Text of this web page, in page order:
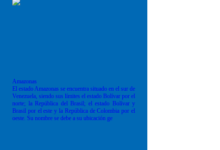
Amazonas
El estado Amazonas se encuentra situado en el sur de
Venezuela, siendo sus límites el estado Bolívar por el
norte; la República del Brasil; el estado Bolívar y
Brasil por el este y la República de Colombia por el
oeste. Su nombre se debe a su ubicación ge